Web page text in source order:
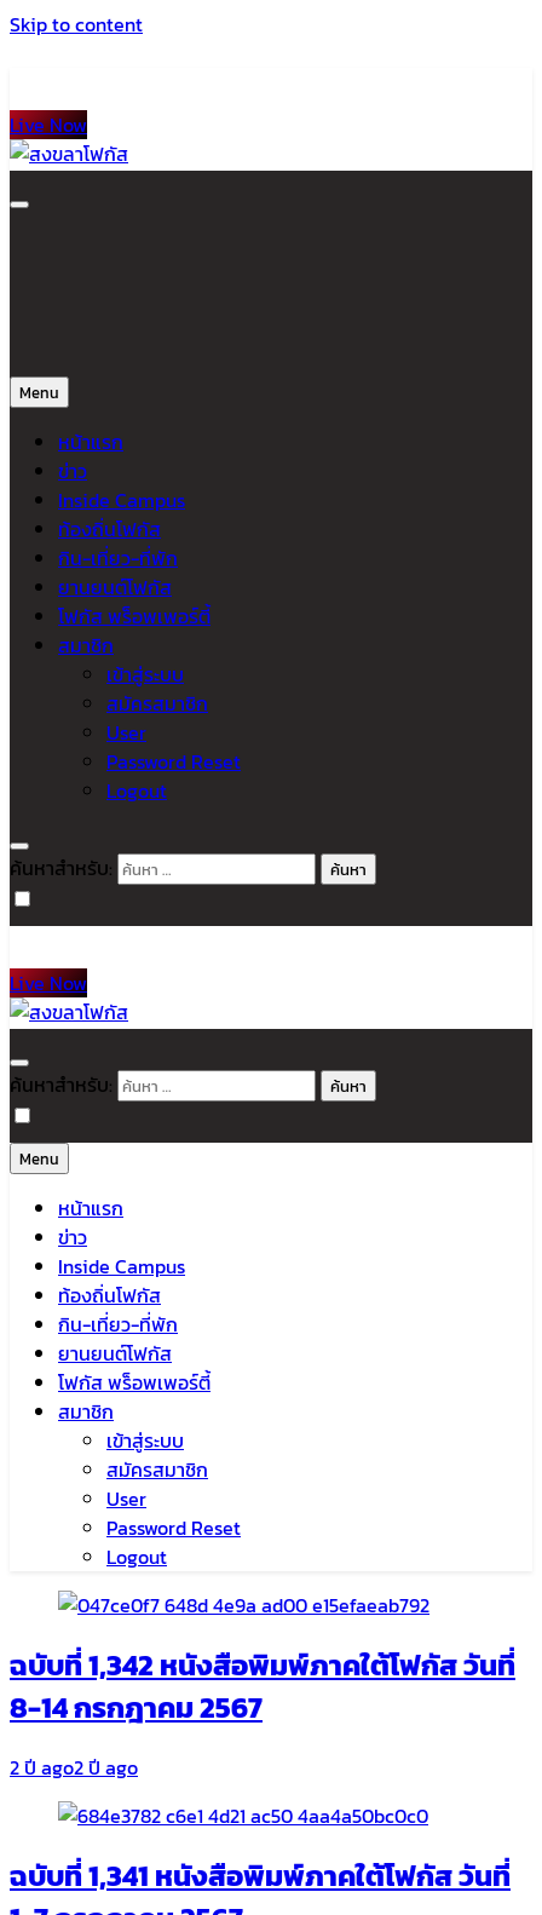
Skip to content
Live Now
สงขลาโฟกัส
ติดตามข่าวสาร ภาคใต้ หาดใหญ่และสงขลา จากสำนักข่าวโฟกัส
Menu
หน้าแรก
ข่าว
Inside Campus
ท้องถิ่นโฟกัส
กิน-เที่ยว-ที่พัก
ยานยนต์โฟกัส
โฟกัส พร็อพเพอร์ตี้
สมาชิก
เข้าสู่ระบบ
สมัครสมาชิก
User
Password Reset
Logout
ค้นหาสำหรับ:
Live Now
สงขลาโฟกัส
ติดตามข่าวสาร ภาคใต้ หาดใหญ่และสงขลา จากสำนักข่าวโฟกัส
ค้นหาสำหรับ:
Menu
หน้าแรก
ข่าว
Inside Campus
ท้องถิ่นโฟกัส
กิน-เที่ยว-ที่พัก
ยานยนต์โฟกัส
โฟกัส พร็อพเพอร์ตี้
สมาชิก
เข้าสู่ระบบ
สมัครสมาชิก
User
Password Reset
Logout
ฉบับที่ 1,342 หนังสือพิมพ์ภาคใต้โฟกัส วันที่
8-14 กรกฎาคม 2567
2 ปี ago2 ปี ago
ฉบับที่ 1,341 หนังสือพิมพ์ภาคใต้โฟกัส วันที่